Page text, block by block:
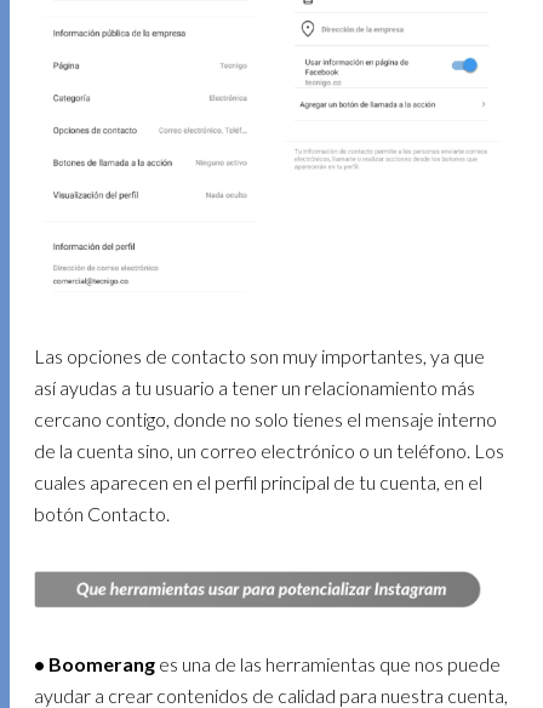
Las opciones de contacto son muy importantes, ya que
así ayudas a tu usuario a tener un relacionamiento más
cercano contigo, donde no solo tienes el mensaje interno
de la cuenta sino, un correo electrónico o un teléfono. Los
cuales aparecen en el perfil principal de tu cuenta, en el
botón Contacto.
• Boomerang es una de las herramientas que nos puede
ayudar a crear contenidos de calidad para nuestra cuenta,